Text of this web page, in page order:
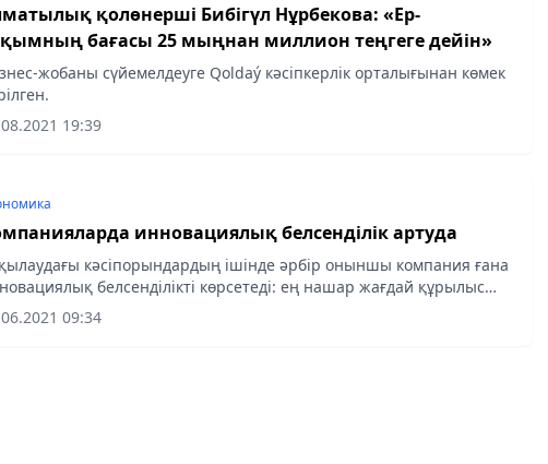
қолөнерші Бибігүл Нұрбекова: «Ер-
бағасы 25 мыңнан миллион теңгеге дейін»
жобаны сүйемелдеуге Qoldaý кәсіпкерлік орталығынан көмек
19:39
инновациялық белсенділік артуда
кәсіпорындардың ішінде әрбір оныншы компания ғана
белсенділікті көрсетеді: ең нашар жағдай құрылыс
компаниялардың тек 2,5%-ында азық-түлік, процесс,...
09:34